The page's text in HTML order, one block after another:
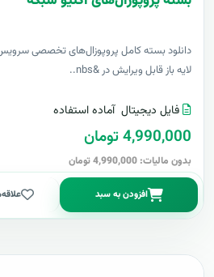
دانلود بسته کامل پروپوزال‌های تخصصی
لایه باز قابل ویرایش در &nbs..
فایل دیجیتال آماده استفاده
4,990,000 تومان
بدون مالیات: 4,990,000 تومان
افزودن به سبد